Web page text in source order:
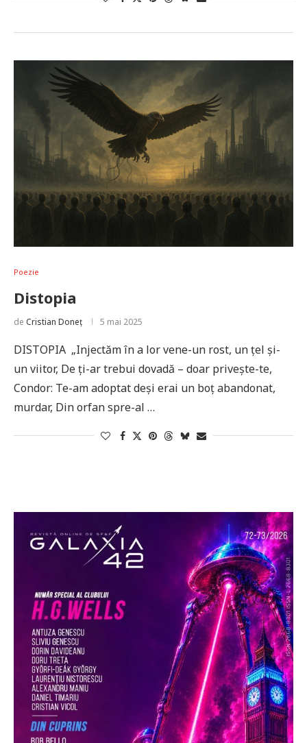
Poezie
Distopia
de Cristian Doneț 5 mai 2025
DISTOPIA „Injectăm în a lor vene-un rost, un țel și-
un viitor, De ți-ar trebui dovadă – doar privește-te,
Condor: Te-am adoptat deși erai un boț abandonat,
murdar, Din orfan spre-al …